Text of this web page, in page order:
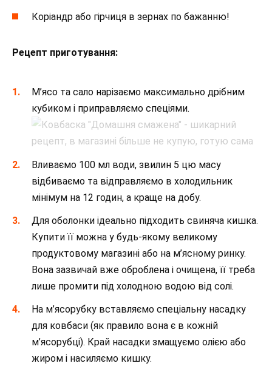
Коріандр або гірчиця в зернах по бажанню!
Рецепт приготування:
М’ясо та сало нарізаємо максимально дрібним
кубиком і приправляємо спеціями.
Вливаємо 100 мл води, звилин 5 цю масу
відбиваємо та відправляємо в холодильник
мінімум на 12 годин, а краще на добу.
Для оболонки ідеально підходить свиняча кишка.
Купити її можна у будь-якому великому
продуктовому магазині або на м’ясному ринку.
Вона зазвичай вже оброблена і очищена, її треба
лише промити під холодною водою від солі.
На м’ясорубку вставляємо спеціальну насадку
для ковбаси (як правило вона є в кожній
м’ясорубці). Край насадки змащуємо олією або
жиром і насиляємо кишку.